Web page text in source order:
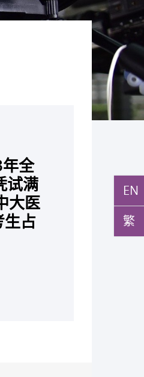
EN
繁
全
试满
大医
生占
疗科技
分析及
助测
个案
症时
程界
」
香港
凰奖
励学
装备
案
因异
流产
小
有
耐药
「除
药性
头跨
性
定基
成
裕杰
学者
誉
探讨
健康
研究
项
应
1
况